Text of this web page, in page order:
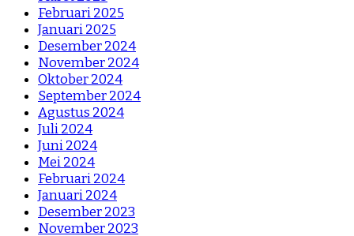
Februari 2025
Januari 2025
Desember 2024
November 2024
Oktober 2024
September 2024
Agustus 2024
Juli 2024
Juni 2024
Mei 2024
Februari 2024
Januari 2024
Desember 2023
November 2023